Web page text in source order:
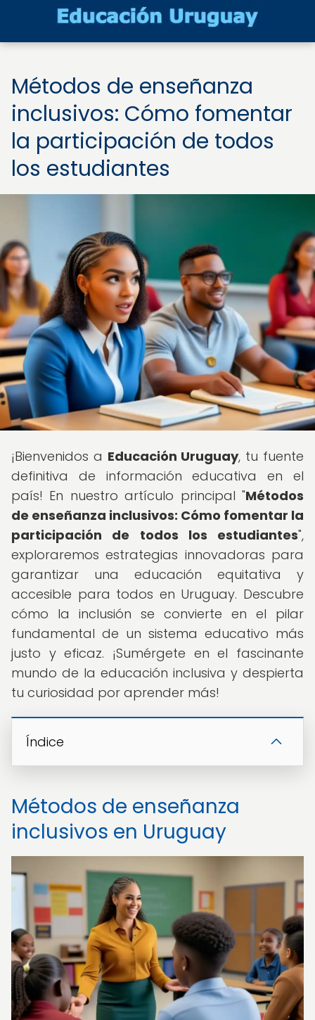
Métodos de enseñanza
inclusivos: Cómo fomentar
la participación de todos
los estudiantes
¡Bienvenidos a Educación Uruguay, tu fuente
definitiva de información educativa en el
país! En nuestro artículo principal "Métodos
de enseñanza inclusivos: Cómo fomentar la
participación de todos los estudiantes",
exploraremos estrategias innovadoras para
garantizar una educación equitativa y
accesible para todos en Uruguay. Descubre
cómo la inclusión se convierte en el pilar
fundamental de un sistema educativo más
justo y eficaz. ¡Sumérgete en el fascinante
mundo de la educación inclusiva y despierta
tu curiosidad por aprender más!
Índice
Métodos de enseñanza
inclusivos en Uruguay